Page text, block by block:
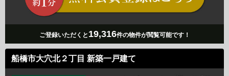
ご登録いただくと 19,316件の物件が閲覧可能です！
船橋市大穴北２丁目 新築一戸建て